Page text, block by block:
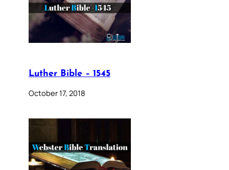
Luther Bible – 1545
October 17, 2018